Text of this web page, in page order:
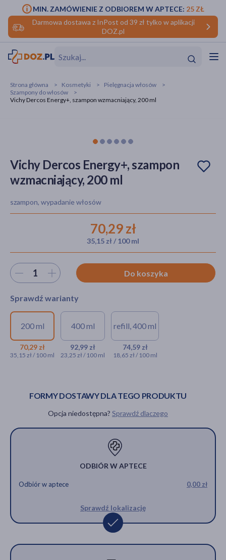
Darmowa dostawa z InPost od 39 zł tylko w aplikacji
DOZ.pl
MIN. ZAMÓWIENIE Z ODBIOREM W APTECE: 25 ZŁ
Strona główna Kosmetyki
Pielęgnacja włosów
Szampony do włosów
Vichy Dercos Energy+, szampon wzmacniający, 200 ml
Vichy Dercos Energy+, szampon
wzmacniający, 200 ml
szampon, wypadanie włosów
70,29 zł
35,15 zł / 100 ml
Wybierz ilość Do koszyka
Sprawdź warianty
200 ml
70,29 zł
35,15 zł / 100 ml
Vichy Dercos Energy+,
szampon wzmacniający, 200
ml
400 ml
92,99 zł
23,25 zł / 100 ml
Vichy Dercos Energy+,
szampon
wzmacniający, 400 ml
refill, 400 ml
74,59 zł
18,65 zł / 100 ml
Vichy Dercos
400 ml
74,59 zł
FORMY DOSTAWY DLA TEGO PRODUKTU
Opcja niedostępna? Sprawdź dlaczego
ODBIÓR W APTECE
Odbiór w aptece 0,00 zł
Sprawdź lokalizację